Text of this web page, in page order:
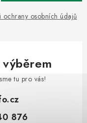
ochrany osobních údajů
výběrem
tu pro vás!
876